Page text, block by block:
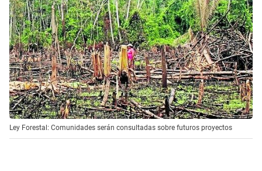
Ley Forestal: Comunidades serán consultadas sobre futuros proyectos